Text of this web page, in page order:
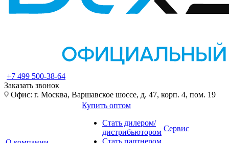
+7 499 500-38-64
Заказать звонок
Офис: г. Москва, Варшавское шоссе, д. 47, корп. 4, пом. 19
Купить оптом
Стать дилером/
дистрибьютором
Стать партнером
Сервис